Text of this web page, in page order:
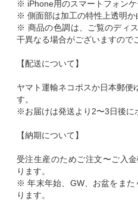
※ iPhone用のスマートフォンケ
※ 側面部は加工の特性上透明か
※ 商品の色調は、ご覧のディ
干異なる場合がございますので
【配送について】
ヤマト運輸ネコポスか日本郵便
す。
※お届けは発送より2〜3日後に
【納期について】
受注生産のためご注文〜ご入
ります。
※ 年末年始、GW、お盆をまた
ります。